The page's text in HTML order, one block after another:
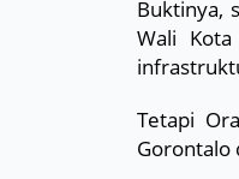
Buktinya,
Wali
Tetapi
Gorontalo